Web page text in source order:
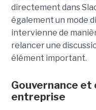
directement dans
également un mode
intervienne de
relancer une
élément important.
Gouvernance
entreprise